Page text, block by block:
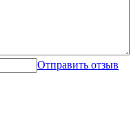
Отправить отзыв